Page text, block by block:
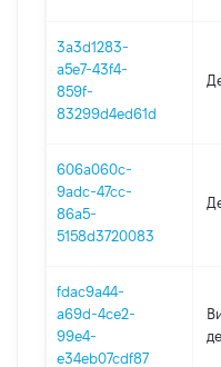
3a3d1283-
a5e7-43f4-
859f-
83299d4ed61d
606a060c-
9adc-47cc-
86a5-
5158d3720083
fdac9a44-
a69d-4ce2-
99e4-
e34eb07cdf87